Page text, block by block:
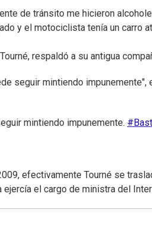
de tránsito me hicieron
y el motociclista tenía un carro
respaldó a su antigua
seguir mintiendo
mintiendo impunemente.
efectivamente Tourné se
el cargo de ministra del